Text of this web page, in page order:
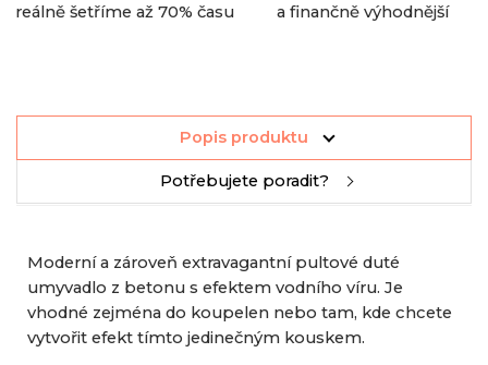
reálně šetříme až 70% času
a finančně výhodnější
Popis produktu
Potřebujete poradit?
Moderní a zároveň extravagantní pultové duté
umyvadlo z betonu s efektem vodního víru. Je
vhodné zejména do koupelen nebo tam, kde chcete
vytvořit efekt tímto jedinečným kouskem.